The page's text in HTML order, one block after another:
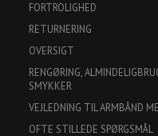
FORTROLIGHED
RETURNERING
OVERSIGT
RENGØRING,
SMYKKER
VEJLEDNING TIL ARMBÅND
OFTE STILLEDE SPØRGSMÅL